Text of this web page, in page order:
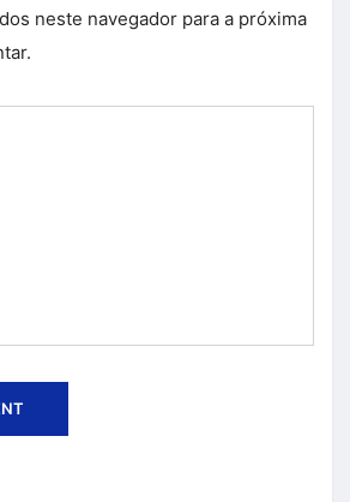
neste navegador para a próxima